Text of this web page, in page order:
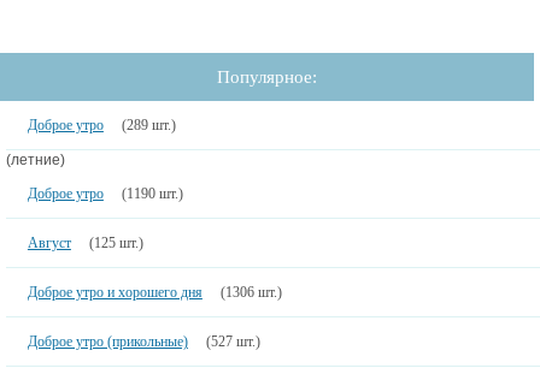
Популярное:
Доброе утро (289 шт.)
(летние)
Доброе утро
(1190 шт.)
Август (125 шт.)
Доброе утро и хорошего дня (1306 шт.)
Доброе утро (прикольные) (527 шт.)